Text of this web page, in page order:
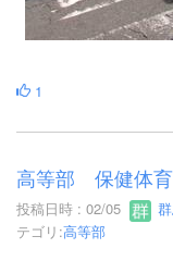
1
高等部 保健体育
投稿日時 : 02/05
テゴリ:高等部